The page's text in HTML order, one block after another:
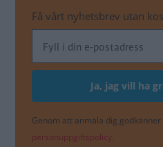
Få vårt nyhetsbrev utan
Genom att anmäla dig
personuppgiftspolicy.